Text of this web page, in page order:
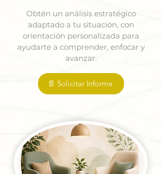
Obtén un análisis estratégico
adaptado a tu situación, con
orientación personalizada para
ayudarte a comprender, enfocar y
avanzar.
📄 Solicitar Informe